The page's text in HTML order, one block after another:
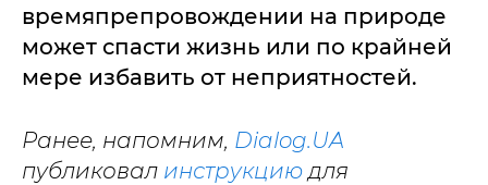
времяпрепровождении на природе
может спасти жизнь или по крайней
мере избавить от неприятностей.
Ранее, напомним, Dialog.UA
публиковал инструкциюдля